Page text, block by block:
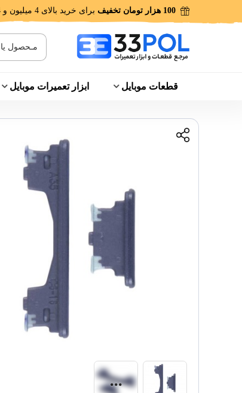
100 هزار تومان تخفیف برای خرید بالای 4 میلیون و 4 قلم کالا!
قطعات موبایل ابزار تعمیرات موبایل